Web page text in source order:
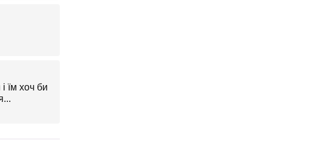
їм хоч би